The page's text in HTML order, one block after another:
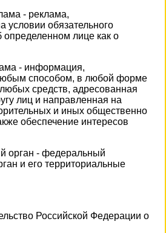
- реклама,
условии обязательного
лице как о
- информация,
способом, в любой форме
средств, адресованная
лиц и направленная на
и иных общественно
обеспечение интересов
орган - федеральный
и его территориальные
Российской Федерации о